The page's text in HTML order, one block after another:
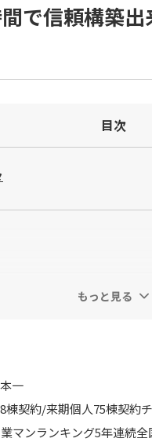
で信頼構築出
目次
もっと見る
一
棟契約/来期個人75棟契約
マンランキング5年連続